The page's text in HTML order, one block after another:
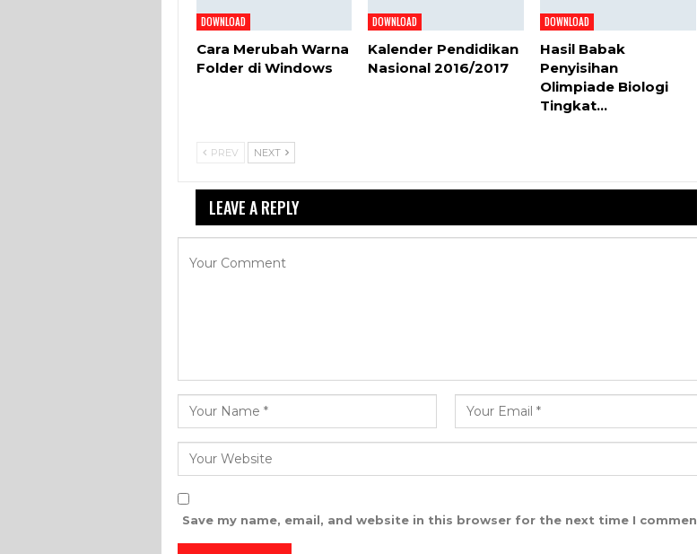
DOWNLOAD
Cara Merubah Warna
Folder di Windows
DOWNLOAD
Kalender Pendidikan
Nasional 2016/2017
DOWNLOAD
Hasil Babak
Penyisihan
Olimpiade Biologi
Tingkat…
PREV NEXT
LEAVE A REPLY
Save my name, email, and website in this browser for the next time I